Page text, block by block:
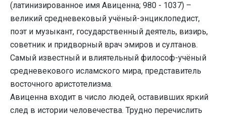
(латинизированное имя Авиценна; 980 - 1037) –
великий средневековый учёный-энциклопедист,
поэт и музыкант, государственный деятель, визирь,
советник и придворный врач эмиров и султанов.
Самый известный и влиятельный философ-учёный
средневекового исламского мира, представитель
восточного аристотелизма.
Авиценна входит в число людей, оставивших яркий
след в истории человечества. Трудно перечислить